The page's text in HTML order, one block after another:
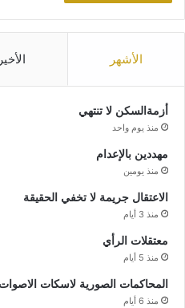
الأشهر
أزمةالسكن لا تنتهي
منذ يوم واحد
مهددين بالإعدام
منذ يومين
الاعتقال جريمة لا تخفي الحقيقة
منذ 3 أيام
معتقلات الرأي
منذ 5 أيام
المحاكمات الصورية لاسكات
منذ 6 أيام